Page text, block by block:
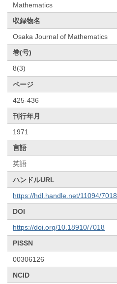
Mathematics
収録物名
Osaka Journal of Mathematics
巻(号)
8(3)
ページ
425-436
刊行年月
1971
言語
英語
ハンドルURL
https://hdl.handle.net/11094/7018
DOI
https://doi.org/10.18910/7018
PISSN
00306126
NCID